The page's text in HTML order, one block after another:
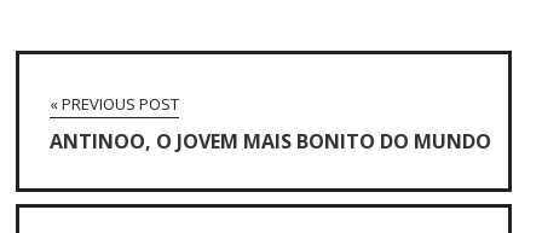
« PREVIOUS POST
ANTINOO, O JOVEM MAIS BONITO DO MUNDO